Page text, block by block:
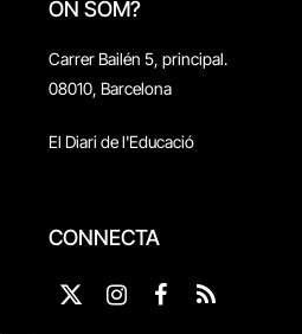
ON SOM?
Carrer Bailén 5, principal.
08010, Barcelona
El Diari de l'Educació
CONNECTA
X
Instagram
Facebook
RSS